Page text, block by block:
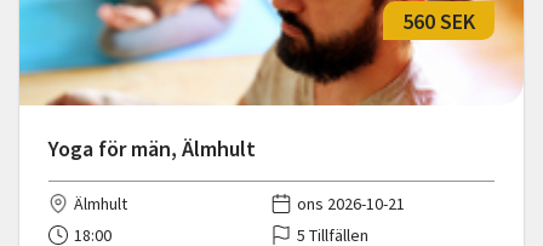
Yoga för män, Älmhult
560 SEK
Älmhult
ons 2026-10-21
18:00
5 Tillfällen